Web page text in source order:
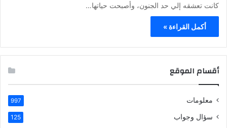
كانت تعشقه إلي حد الجنون، وأصبحت حياتها…
أكمل القراءة »
أقسام الموقع
معلومات 997
سؤال وجواب 125